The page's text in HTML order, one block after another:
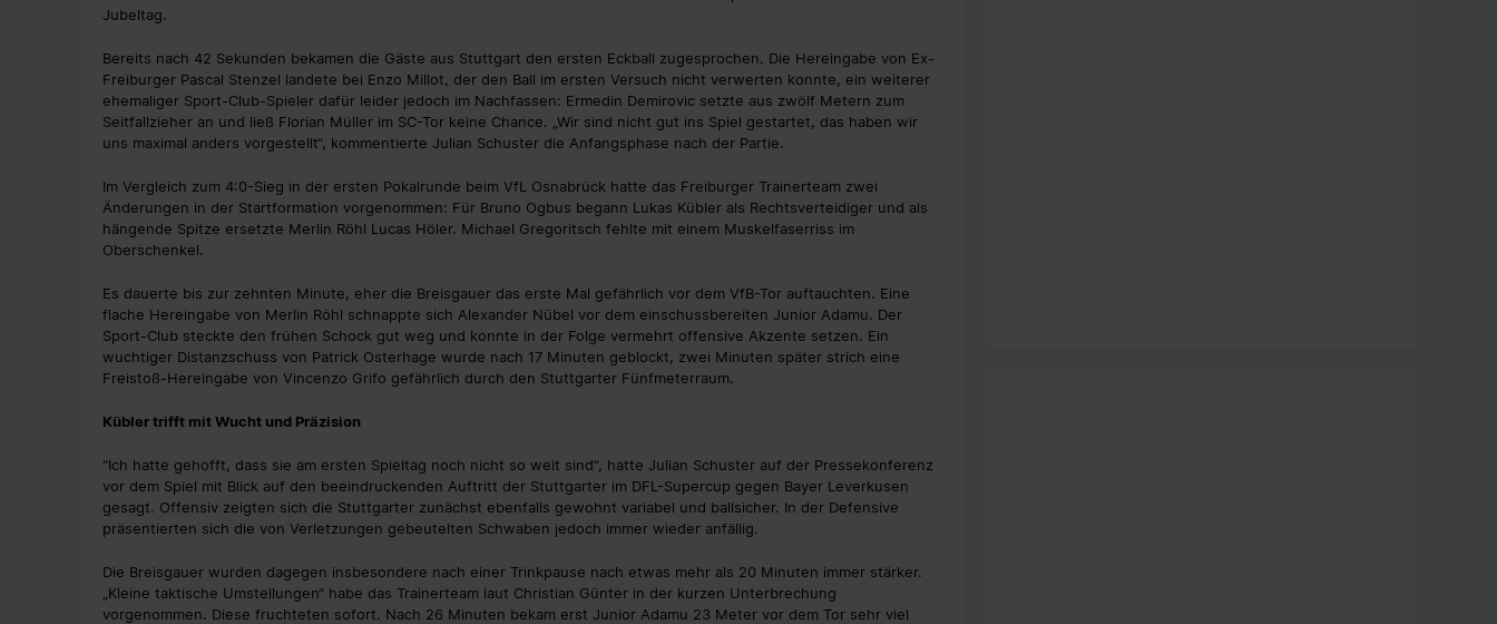
Jubeltag.
Bereits nach 42 Sekunden bekamen die Gäste aus Stuttgart den ersten Eckball zugesprochen. Die Hereingabe von Ex-
Freiburger Pascal Stenzel landete bei Enzo Millot, der den Ball im ersten Versuch nicht verwerten konnte, ein weiterer
ehemaliger Sport-Club-Spieler dafür leider jedoch im Nachfassen: Ermedin Demirovic setzte aus zwölf Metern zum
Seitfallzieher an und ließ Florian Müller im SC-Tor keine Chance. „Wir sind nicht gut ins Spiel gestartet, das haben wir
uns maximal anders vorgestellt“, kommentierte Julian Schuster die Anfangsphase nach der Partie.
Im Vergleich zum 4:0-Sieg in der ersten Pokalrunde beim VfL Osnabrück hatte das Freiburger Trainerteam zwei
Änderungen in der Startformation vorgenommen: Für Bruno Ogbus begann Lukas Kübler als Rechtsverteidiger und als
hängende Spitze ersetzte Merlin Röhl Lucas Höler. Michael Gregoritsch fehlte mit einem Muskelfaserriss im
Oberschenkel.
Es dauerte bis zur zehnten Minute, eher die Breisgauer das erste Mal gefährlich vor dem VfB-Tor auftauchten. Eine
flache Hereingabe von Merlin Röhl schnappte sich Alexander Nübel vor dem einschussbereiten Junior Adamu. Der
Sport-Club steckte den frühen Schock gut weg und konnte in der Folge vermehrt offensive Akzente setzen. Ein
wuchtiger Distanzschuss von Patrick Osterhage wurde nach 17 Minuten geblockt, zwei Minuten später strich eine
Freistoß-Hereingabe von Vincenzo Grifo gefährlich durch den Stuttgarter Fünfmeterraum.
Kübler trifft mit Wucht und Präzision
"Ich hatte gehofft, dass sie am ersten Spieltag noch nicht so weit sind“, hatte Julian Schuster auf der Pressekonferenz
vor dem Spiel mit Blick auf den beeindruckenden Auftritt der Stuttgarter im DFL-Supercup gegen Bayer Leverkusen
gesagt. Offensiv zeigten sich die Stuttgarter zunächst ebenfalls gewohnt variabel und ballsicher. In der Defensive
präsentierten sich die von Verletzungen gebeutelten Schwaben jedoch immer wieder anfällig.
Die Breisgauer wurden dagegen insbesondere nach einer Trinkpause nach etwas mehr als 20 Minuten immer stärker.
„Kleine taktische Umstellungen“ habe das Trainerteam laut Christian Günter in der kurzen Unterbrechung
vorgenommen. Diese fruchteten sofort. Nach 26 Minuten bekam erst Junior Adamu 23 Meter vor dem Tor sehr viel